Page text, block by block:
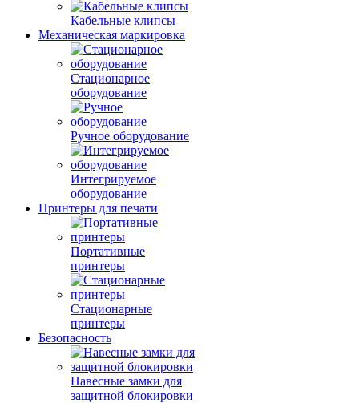
Кабельные клипсы
Механическая маркировка
Стационарное
оборудование
Ручное оборудование
Интегрируемое
оборудование
Принтеры для печати
Портативные
принтеры
Стационарные
принтеры
Безопасность
Навесные замки для
защитной блокировки